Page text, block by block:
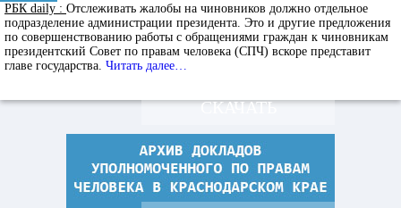
РБК daily : Отслеживать жалобы на чиновников должно отдельное
подразделение администрации президента. Это и другие предложения
по совершенствованию работы с обращениями граждан к чиновникам
президентский Совет по правам человека (СПЧ) вскоре представит
главе государства. Читать далее…
СКАЧАТЬ